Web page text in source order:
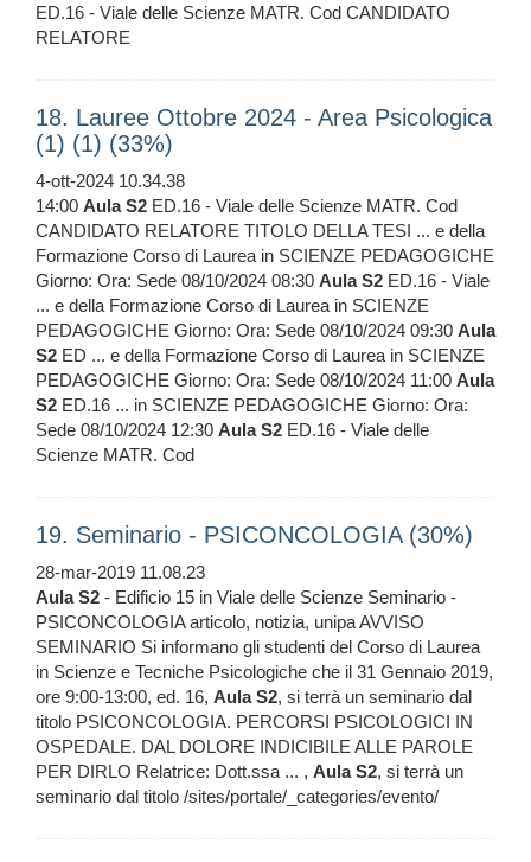
ED.16 - Viale delle Scienze MATR. Cod CANDIDATO
RELATORE
18. Lauree Ottobre 2024 - Area Psicologica
(1) (1) (33%)
4-ott-2024 10.34.38
14:00 Aula S2 ED.16 - Viale delle Scienze MATR. Cod
CANDIDATO RELATORE TITOLO DELLA TESI ... e della
Formazione Corso di Laurea in SCIENZE PEDAGOGICHE
Giorno: Ora: Sede 08/10/2024 08:30 Aula S2 ED.16 - Viale
... e della Formazione Corso di Laurea in SCIENZE
PEDAGOGICHE Giorno: Ora: Sede 08/10/2024 09:30 Aula
S2 ED ... e della Formazione Corso di Laurea in SCIENZE
PEDAGOGICHE Giorno: Ora: Sede 08/10/2024 11:00 Aula
S2 ED.16 ... in SCIENZE PEDAGOGICHE Giorno: Ora:
Sede 08/10/2024 12:30 Aula S2 ED.16 - Viale delle
Scienze MATR. Cod
19. Seminario - PSICONCOLOGIA (30%)
28-mar-2019 11.08.23
Aula S2 - Edificio 15 in Viale delle Scienze Seminario -
PSICONCOLOGIA articolo, notizia, unipa AVVISO
SEMINARIO Si informano gli studenti del Corso di Laurea
in Scienze e Tecniche Psicologiche che il 31 Gennaio 2019,
ore 9:00-13:00, ed. 16, Aula S2, si terrà un seminario dal
titolo PSICONCOLOGIA. PERCORSI PSICOLOGICI IN
OSPEDALE. DAL DOLORE INDICIBILE ALLE PAROLE
PER DIRLO Relatrice: Dott.ssa ... , Aula S2, si terrà un
seminario dal titolo /sites/portale/_categories/evento/